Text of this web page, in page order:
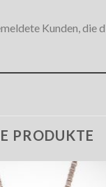
Kunden, die
PRODUKTE